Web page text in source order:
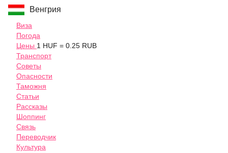
Венгрия
Виза
Погода
Цены 1 HUF = 0.25 RUB
Транспорт
Советы
Опасности
Таможня
Статьи
Рассказы
Шоппинг
Связь
Переводчик
Культура